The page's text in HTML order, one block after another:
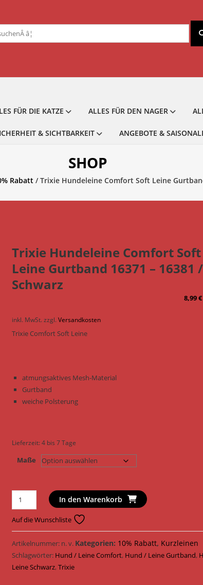
FÜR DIE KATZE ALLES FÜR DEN NAGER
& SICHTBARKEIT ANGEBOTE &
SHOP
Rabatt / Trixie Hundeleine Comfort Soft Leine
Trixie Hundeleine Comfort Soft
Leine Gurtband 16371 – 16381 /
Schwarz
8,99€
inkl. MwSt. zzgl.Versandkosten
Trixie Comfort Soft Leine
atmungsaktives Mesh-Material
Gurtband
weiche Polsterung
Lieferzeit:4 bis 7 Tage
Maße
Trixie
Hundeleine
Comfort
Soft
Leine
Gurtband
16371
In den Warenkorb
Auf die Wunschliste
Artikelnummer: n. v. Kategorien: 10% Rabatt, Kurzleinen
Schlagwörter: Hund / Leine Comfort, Hund / Leine Gurtband,
Leine Schwarz,Trixie